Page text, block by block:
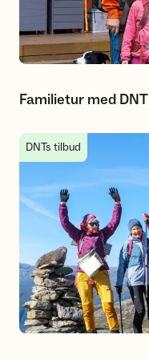
Familietur med DNT
Seniortur med DNT
DNTs tilbud